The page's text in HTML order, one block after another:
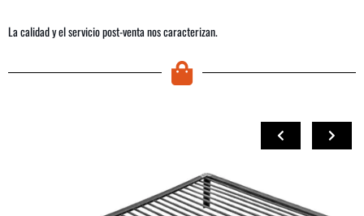
La calidad y el servicio post-venta nos caracterizan.